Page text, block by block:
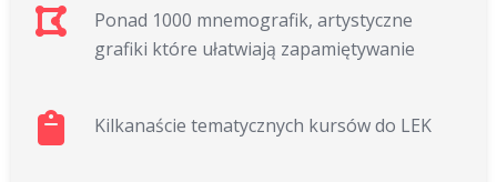
Ponad 1000 mnemografik, artystyczne
grafiki które ułatwiają zapamiętywanie
Kilkanaście tematycznych kursów do LEK